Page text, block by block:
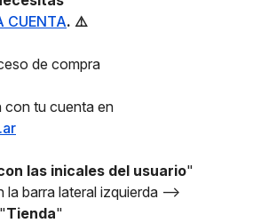
CUENTA.​ ⚠️
de compra
con tu cuenta en
las inicales del usuario"
la barra lateral izquierda -->
Tienda"